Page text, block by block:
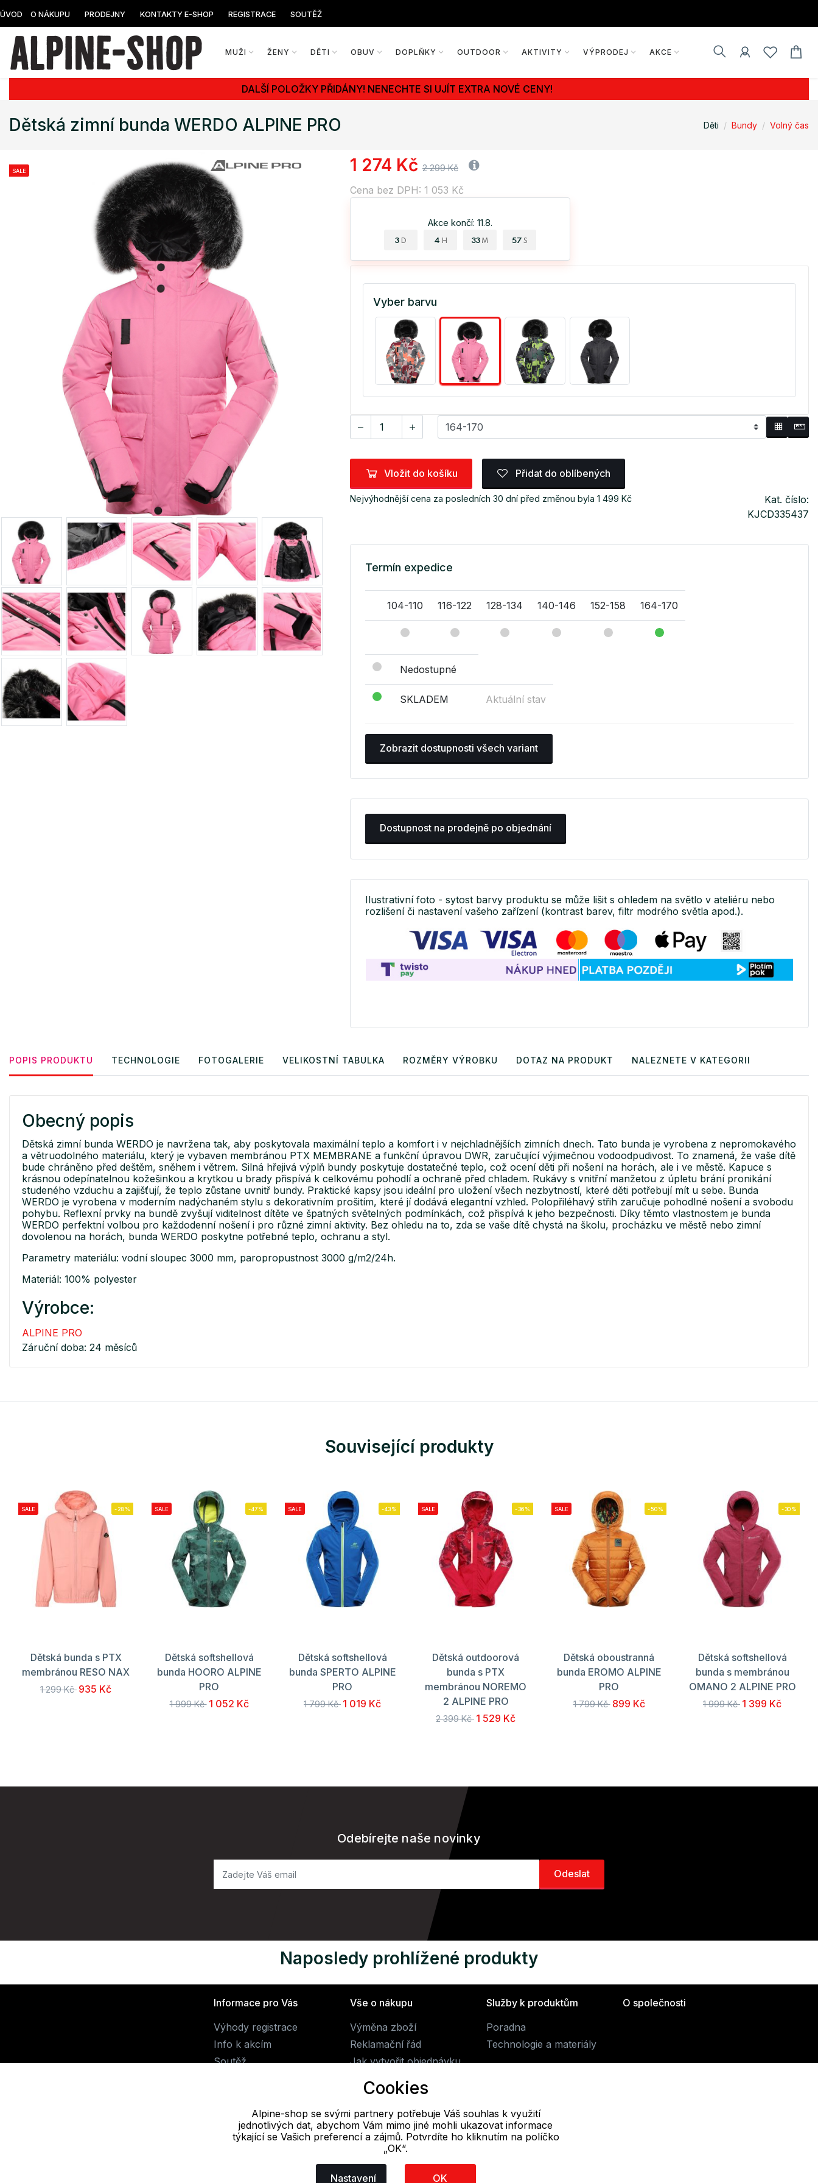
ÚVOD O NÁKUPU PRODEJNY KONTAKTY E-SHOP REGISTRACE SOUTĚŽ
MUŽI ŽENY DĚTI OBUV DOPLŇKY OUTDOOR AKTIVITY VÝPRODEJ AKCE
DALŠÍ POLOŽKY PŘIDÁNY! NENECHTE SI UJÍT EXTRA NOVÉ CENY!
Dětská zimní bunda WERDO ALPINE PRO Děti Bundy Volný čas
SALE 1 274 Kč 2 299 Kč
Cena bez DPH: 1 053 Kč
Akce končí: 11.8.
3 D 4 H 33 M 56 S
Vyber barvu
Vložit do košíku Přidat do oblíbených
Nejvýhodnější cena za posledních 30 dní před změnou byla 1 499 Kč
Kat. číslo:
KJCD335437
Termín expedice
104-110 116-122 128-134 140-146 152-158 164-170
Nedostupné
SKLADEM Aktuální stav
Zobrazit dostupnosti všech variant
Dostupnost na prodejně po objednání
Ilustrativní foto - sytost barvy produktu se může lišit s ohledem na světlo v ateliéru nebo
rozlišení či nastavení vašeho zařízení (kontrast barev, filtr modrého světla apod.).
POPIS PRODUKTU TECHNOLOGIE FOTOGALERIE VELIKOSTNÍ TABULKA ROZMĚRY VÝROBKU DOTAZ NA PRODUKT NALEZNETE V KATEGORII
Obecný popis
Dětská zimní bunda WERDO je navržena tak, aby poskytovala maximální teplo a komfort i v nejchladnějších zimních dnech. Tato bunda je vyrobena z nepromokavého
a větruodolného materiálu, který je vybaven membránou PTX MEMBRANE a funkční úpravou DWR, zaručující výjimečnou vodoodpudivost. To znamená, že vaše dítě
bude chráněno před deštěm, sněhem i větrem. Silná hřejivá výplň bundy poskytuje dostatečné teplo, což ocení děti při nošení na horách, ale i ve městě. Kapuce s
krásnou odepínatelnou kožešinkou a krytkou u brady přispívá k celkovému pohodlí a ochraně před chladem. Rukávy s vnitřní manžetou z úpletu brání pronikání
studeného vzduchu a zajišťují, že teplo zůstane uvnitř bundy. Praktické kapsy jsou ideální pro uložení všech nezbytností, které děti potřebují mít u sebe. Bunda
WERDO je vyrobena v moderním nadýchaném stylu s dekorativním prošitím, které jí dodává elegantní vzhled. Polopřiléhavý střih zaručuje pohodlné nošení a svobodu
pohybu. Reflexní prvky na bundě zvyšují viditelnost dítěte ve špatných světelných podmínkách, což přispívá k jeho bezpečnosti. Díky těmto vlastnostem je bunda
WERDO perfektní volbou pro každodenní nošení i pro různé zimní aktivity. Bez ohledu na to, zda se vaše dítě chystá na školu, procházku ve městě nebo zimní
dovolenou na horách, bunda WERDO poskytne potřebné teplo, ochranu a styl.
Parametry materiálu: vodní sloupec 3000 mm, paropropustnost 3000 g/m2/24h.
Materiál: 100% polyester
Výrobce:
ALPINE PRO
Záruční doba: 24 měsíců
Související produkty
SALE -28%
Dětská bunda s PTX
membránou RESO NAX
1 299 Kč 935 Kč
SALE -47%
Dětská softshellová
bunda HOORO ALPINE
PRO
1 999 Kč 1 052 Kč
SALE -43%
Dětská softshellová
bunda SPERTO ALPINE
PRO
1 799 Kč 1 019 Kč
SALE -36%
Dětská outdoorová
bunda s PTX
membránou NOREMO
2 ALPINE PRO
2 399 Kč 1 529 Kč
SALE -50%
Dětská oboustranná
bunda EROMO ALPINE
PRO
1 799 Kč 899 Kč
-30%
Dětská softshellová
bunda s membránou
OMANO 2 ALPINE PRO
1 999 Kč 1 399 Kč
Odebírejte naše novinky
Naposledy prohlížené produkty
Informace pro Vás
Výhody registrace
Info k akcím
Soutěž
Vše o nákupu
Výměna zboží
Reklamační řád
Jak vytvořit objednávku
Obchodní podmínky
Doprava
Služby k produktům
Poradna
Technologie a materiály
O společnosti
E-mail
obchod@alpine-shop.cz
Cookies
Alpine-shop se svými partnery potřebuje Váš souhlas k využití
jednotlivých dat, abychom Vám mimo jiné mohli ukazovat informace
týkající se Vašich preferencí a zájmů. Potvrdíte ho kliknutím na políčko
„OK“.
Nastavení OK